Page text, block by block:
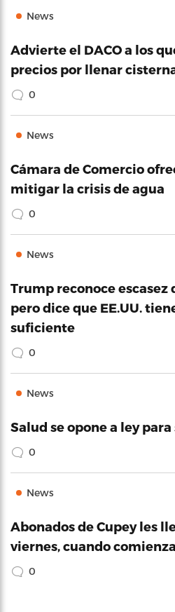
News
Advierte el DACO a los
precios por llenar
0
News
Cámara de Comercio
mitigar la crisis de agua
0
News
Trump reconoce escasez
pero dice que EE.UU.
suficiente
0
News
Salud se opone a ley
0
News
Abonados de Cupey les
viernes, cuando
0